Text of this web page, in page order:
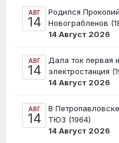
АВГ
14
Родился
Новограбленов
14 Август 2026
АВГ
14
Дала ток первая
электростанция
14 Август 2026
АВГ
14
В
ТЮЗ (1964)
14 Август 2026